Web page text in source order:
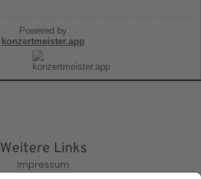
Weitere Links
Impressum